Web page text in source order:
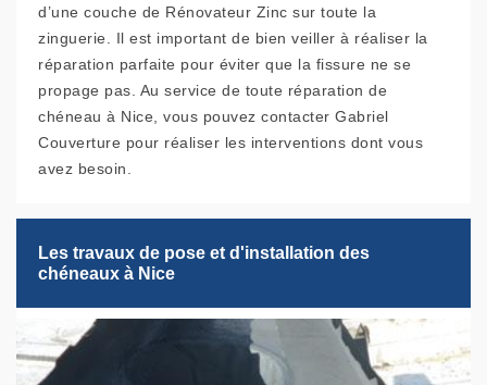
d’une couche de Rénovateur Zinc sur toute la
zinguerie. Il est important de bien veiller à réaliser la
réparation parfaite pour éviter que la fissure ne se
propage pas. Au service de toute réparation de
chéneau à Nice, vous pouvez contacter Gabriel
Couverture pour réaliser les interventions dont vous
avez besoin.
Les travaux de pose et d'installation des
chéneaux à Nice